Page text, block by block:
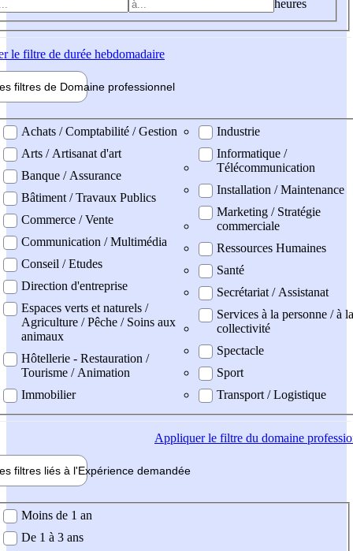
heures
le filtre de durée hebdomadaire
filtres de Domaine professionnel
professionel
Achats / Comptabilité / Gestion
Arts / Artisanat d'art
Banque / Assurance
Bâtiment / Travaux Publics
Commerce / Vente
Communication / Multimédia
Conseil / Etudes
Direction d'entreprise
Espaces verts et naturels /
Agriculture / Pêche / Soins aux
animaux
Hôtellerie - Restauration /
Tourisme / Animation
Immobilier
Industrie
Informatique /
Télécommunication
Installation / Maintenance
Marketing / Stratégie
commerciale
Ressources Humaines
Santé
Secrétariat / Assistanat
Services à la personne / à la
collectivité
Spectacle
Sport
Transport / Logistique
Appliquerle filtre du domaine
filtres liés à l'Expérience demandée
demandée
Moins de 1 an
De 1 à 3 ans